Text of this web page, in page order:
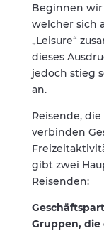
Beginnen wir
welcher sich
„Leisure“
dieses
jedoch stieg
an.
Reisende,
verbinden
gibt zwei
Reisenden:
Gruppen, die